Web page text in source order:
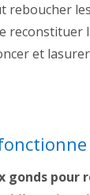
reboucher
reconstituer
et
gonds pour